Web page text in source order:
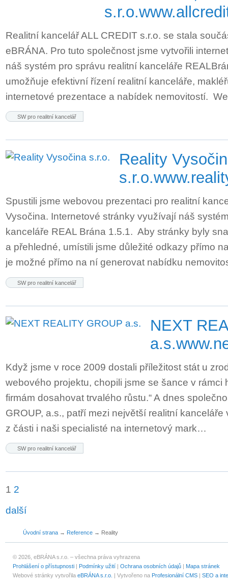
s.r.o.
Realitní kancelář ALL CREDIT s.r.o. se stala
eBRÁNA. Pro tuto společnost jsme vytvořili
náš systém pro správu realitní kanceláře
umožňuje efektivní řízení realitní kanceláře,
internetové prezentace a nabídek nemovitostí.
SW pro realitní kancelář
Reality
s.r.o.
Spustili jsme webovou prezentaci pro realitní
Vysočina. Internetové stránky využívají náš
kanceláře REAL Brána 1.5.1. Aby stránky byly
a přehledné, umístili jsme důležité odkazy přímo
je možné přímo na ní generovat nabídku
SW pro realitní kancelář
NEXT
a.s.
Když jsme v roce 2009 dostali příležitost stát u
webového projektu, chopili jsme se šance v rámci
firmám dosahovat trvalého růstu.“ A dnes
GROUP, a.s., patří mezi největší realitní
z části i naši specialisté na internetový mark…
SW pro realitní kancelář
1 2
další
Úvodní strana → Reference → Reality
© 2026, eBRÁNA s.r.o. – všechna práva vyhrazena
Prohlášení o přístupnosti | Podmínky užití | Ochrana osobních údajů | Mapa stránek
Webové stránky vytvořila eBRÁNA s.r.o. | Vytvořeno na Profesionální CMS | SEO a